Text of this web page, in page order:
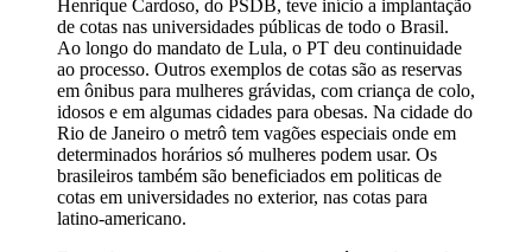
Henrique Cardoso, do PSDB, teve início a implantação
de cotas nas universidades públicas de todo o Brasil.
Ao longo do mandato de Lula, o PT deu continuidade
ao processo. Outros exemplos de cotas são as reservas
em ônibus para mulheres grávidas, com criança de colo,
idosos e em algumas cidades para obesas. Na cidade do
Rio de Janeiro o metrô tem vagões especiais onde em
determinados horários só mulheres podem usar. Os
brasileiros também são beneficiados em politicas de
cotas em universidades no exterior, nas cotas para
latino-americano.